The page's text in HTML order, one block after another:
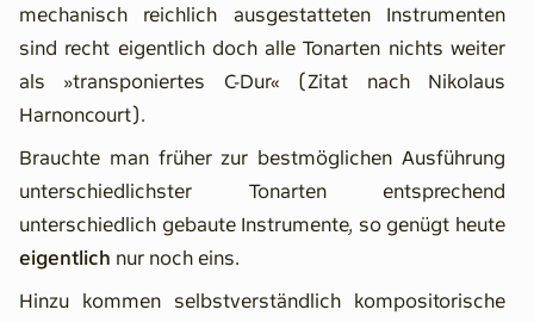
mechanisch reichlich ausgestatteten Instrumenten
sind recht eigentlich doch alle Tonarten nichts weiter
als »transponiertes C-Dur« (Zitat nach Nikolaus
Harnoncourt).
Brauchte man früher zur bestmöglichen Ausführung
unterschiedlichster Tonarten entsprechend
unterschiedlich gebaute Instrumente, so genügt heute
eigentlich nur noch eins.
Hinzu kommen selbstverständlich kompositorische